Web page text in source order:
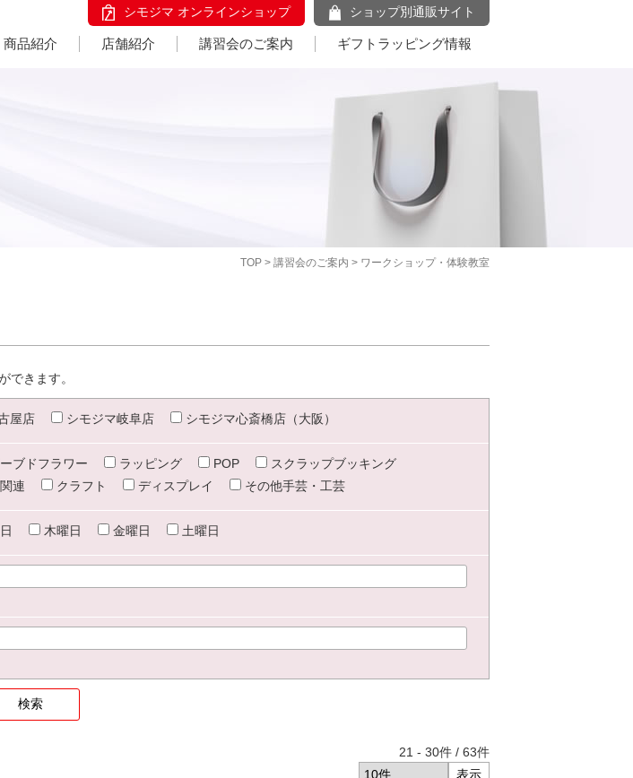
シモジマ オンラインショップ ショップ別通販サイト
商品紹介 店舗紹介 講習会のご案内 ギフトラッピング情報
TOP > 講習会のご案内 > ワークショップ・体験教室
できます。
屋店 シモジマ岐阜店 シモジマ心斎橋店（大阪）
ブドフラワー ラッピング POP
スクラップブッキング
連 クラフト ディスプレイ その他手芸・工芸
木曜日 金曜日 土曜日
21 - 30件 / 63件